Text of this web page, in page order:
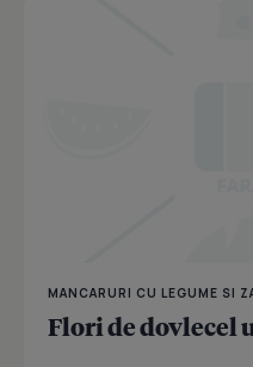
MANCARURI CU LEGUME SI
Flori de dovlecel